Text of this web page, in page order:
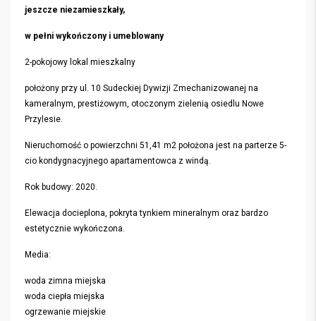
jeszcze niezamieszkały,
w pełni wykończony i umeblowany
2-pokojowy lokal mieszkalny
położony przy ul. 10 Sudeckiej Dywizji Zmechanizowanej na
kameralnym, prestiżowym, otoczonym zielenią osiedlu Nowe
Przylesie.
Nieruchomość o powierzchni 51,41 m2 położona jest na parterze 5-
cio kondygnacyjnego apartamentowca z windą.
Rok budowy: 2020.
Elewacja docieplona, pokryta tynkiem mineralnym oraz bardzo
estetycznie wykończona.
Media:
woda zimna miejska
woda ciepła miejska
ogrzewanie miejskie